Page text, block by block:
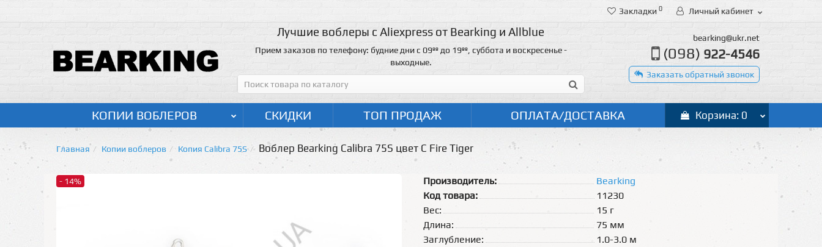
Закладки 0 Личный кабинет
Лучшие воблеры с Aliexpress от Bearking и Allblue
Прием заказов по телефону: будние дни с 09ºº до 19ºº, суббота и воскресенье -
выходные.
bearking@ukr.net
(098) 922-4546
Заказать обратный звонок
КОПИИ ВОБЛЕРОВ СКИДКИ ТОП ПРОДАЖ ОПЛАТА/ДОСТАВКА Корзина: 0
Главная Копии воблеров Копия Calibra 75S Воблер Bearking Calibra 75S цвет C Fire Tiger
- 14% Производитель:
Bearking
Код товара:
11230
Вес:
15 г
Длина:
75 мм
Заглубление:
1.0-3.0 м